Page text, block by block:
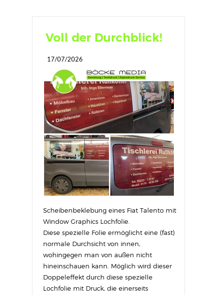
17/07/2026
Voll der Durchblick!
Scheibenbeklebung eines Fiat Talento mit
Window Graphics Lochfolie.
Diese spezielle Folie ermöglicht eine (fast)
normale Durchsicht von innen,
wohingegen man von außen nicht
hineinschauen kann. Möglich wird dieser
Doppeleffekt durch diese spezielle
Lochfolie mit Druck, die einerseits